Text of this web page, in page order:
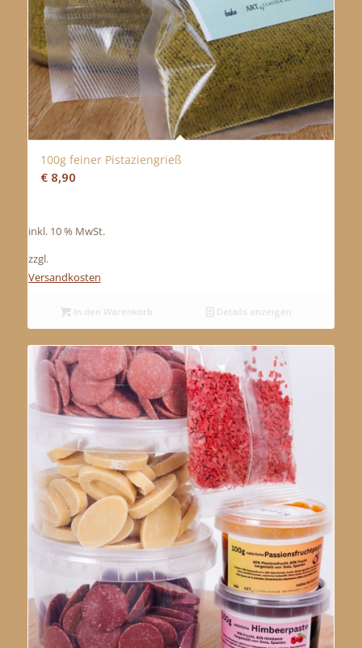
100g feiner Pistaziengrieß
€8,90
inkl. 10 % MwSt.
zzgl.
Versandkosten
In den Warenkorb Details anzeigen